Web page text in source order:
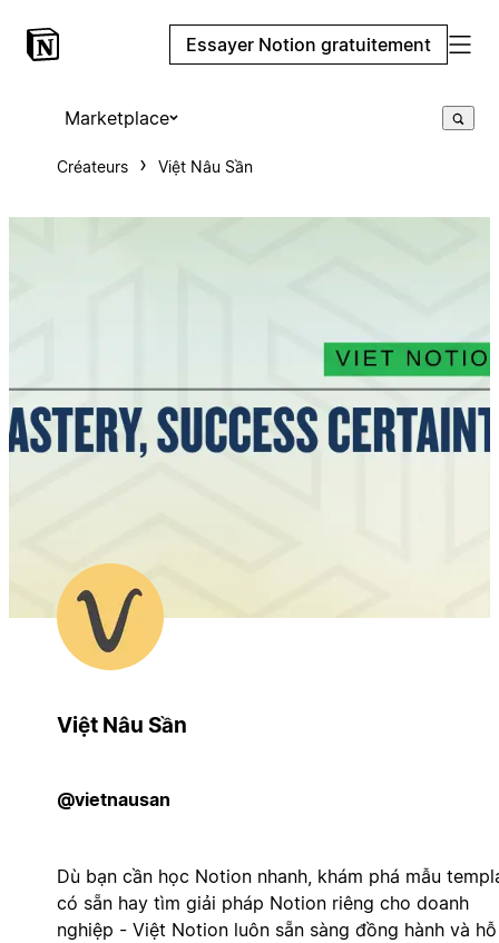
Essayer Notion gratuitement
Marketplace
Créateurs Việt Nâu Sần
Việt Nâu Sần
@vietnausan
Dù bạn cần học Notion nhanh, khám phá mẫu
có sẵn hay tìm giải pháp Notion riêng cho doanh
nghiệp - Việt Notion luôn sẵn sàng đồng hành và hỗ